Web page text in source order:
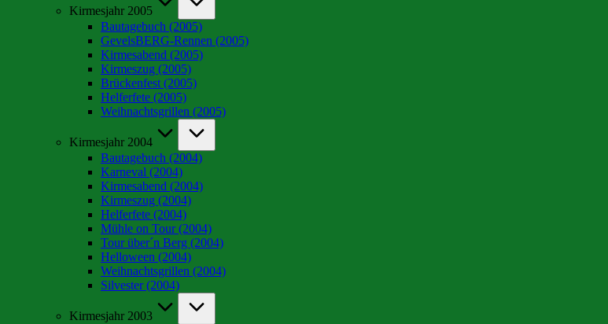
Kirmesjahr 2005
Bautagebuch (2005)
GevelsBERG-Rennen (2005)
Kirmesabend (2005)
Kirmeszug (2005)
Brückenfest (2005)
Helferfete (2005)
Weihnachtsgrillen (2005)
Kirmesjahr 2004
Bautagebuch (2004)
Karneval (2004)
Kirmesabend (2004)
Kirmeszug (2004)
Helferfete (2004)
Mühle on Tour (2004)
Tour über´n Berg (2004)
Helloween (2004)
Weihnachtsgrillen (2004)
Silvester (2004)
Kirmesjahr 2003